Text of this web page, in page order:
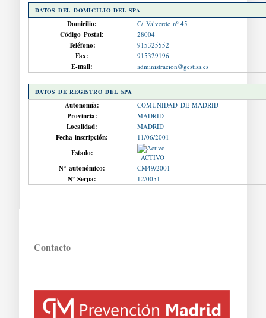
DATOS DEL DOMICILIO DEL SPA
Domicilio: C/ Valverde nº 45
Código Postal: 28004
Teléfono: 915325552
Fax: 915329196
E-mail: administracion@gestisa.es
DATOS DE REGISTRO DEL SPA
Autonomía: COMUNIDAD DE MADRID
Provincia: MADRID
Localidad: MADRID
Fecha inscripción: 11/06/2001
Estado: ACTIVO
N° autonómico: CM49/2001
N° Serpa: 12/0051
Contacto